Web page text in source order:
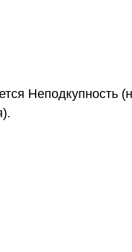
Неподкупность